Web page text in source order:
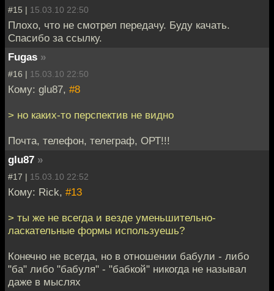
#15 | 15.03.10 22:50
Плохо, что не смотрел передачу. Буду качать.
Спасибо за ссылку.
Fugas »
#16 | 15.03.10 22:50
Кому: glu87, #8
> но каких-то перспектив не видно
Почта, телефон, телеграф, ОРТ!!!
glu87 »
#17 | 15.03.10 22:52
Кому: Riсk, #13
> ты же не всегда и везде уменьшительно-
ласкательные формы используешь?
Конечно не всегда, но в отношении бабули - либо
"ба" либо "бабуля" - "бабкой" никогда не называл
даже в мыслях